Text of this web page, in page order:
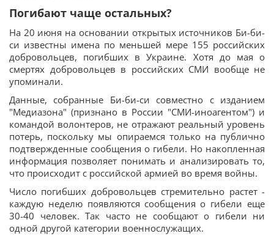
Погибают чаще остальных?
На 20 июня на основании открытых источников Би-би-
си известны имена по меньшей мере 155 российских
добровольцев, погибших в Украине. Хотя до мая о
смертях добровольцев в российских СМИ вообще не
упоминали.
Данные, собранные Би-би-си совместно с изданием
"Медиазона" (признано в России "СМИ-иноагентом") и
командой волонтеров, не отражают реальный уровень
потерь, поскольку мы опираемся только на публично
подтвержденные сообщения о гибели. Но накопленная
информация позволяет понимать и анализировать то,
что происходит с российской армией во время войны.
Число погибших добровольцев стремительно растет -
каждую неделю появляются сообщения о гибели еще
30-40 человек. Так часто не сообщают о гибели ни
одной другой категории военнослужащих.